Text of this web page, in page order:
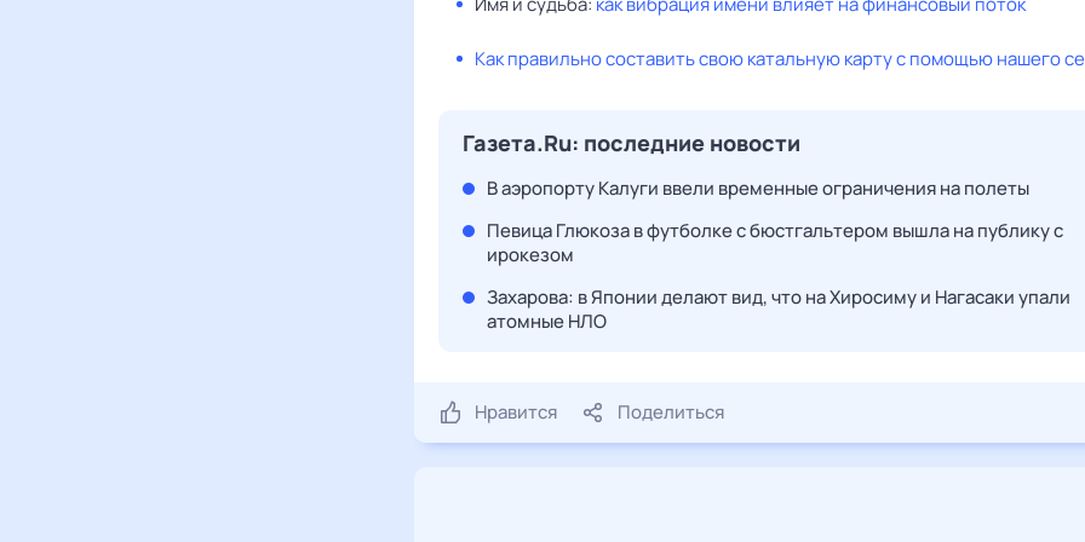
Как правильно составить свою катальную карту с помощью нашего
Газета.Ru: последние новости
В аэропорту Калуги ввели временные ограничения на полеты
Певица Глюкоза в футболке с бюстгальтером вышла на публику с
ирокезом
Захарова: в Японии делают вид, что на Хиросиму и Нагасаки упали
атомные НЛО
Нравится Поделиться